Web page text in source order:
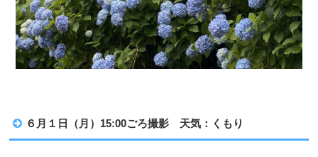
６月１日（月）15:00ごろ撮影 天気：くもり